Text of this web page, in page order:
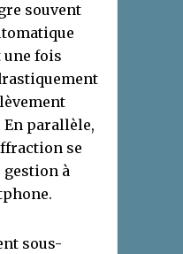
souvent
une fois
En parallèle,
se
gestion à
sous-